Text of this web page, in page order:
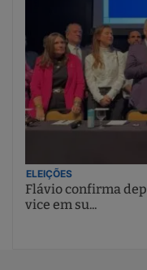
ELEIÇÕES
Flávio confirma
vice em su...